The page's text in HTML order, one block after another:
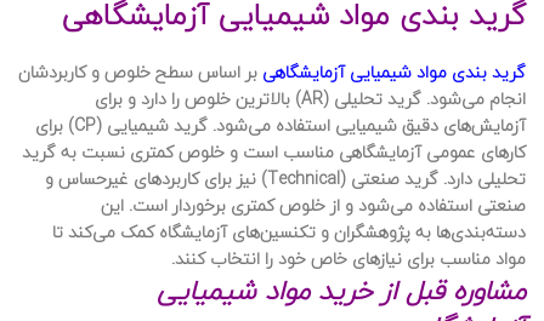
گرید بندی مواد شیمیایی آزمایشگاهی
گرید بندی مواد شیمیایی آزمایشگاهی بر اساس سطح خلوص و کاربردشان
انجام می‌شود. گرید تحلیلی (AR) بالاترین خلوص را دارد و برای
آزمایش‌های دقیق شیمیایی استفاده می‌شود. گرید شیمیایی (CP) برای
کارهای عمومی آزمایشگاهی مناسب است و خلوص کمتری نسبت به گرید
تحلیلی دارد. گرید صنعتی (Technical) نیز برای کاربردهای غیرحساس و
صنعتی استفاده می‌شود و از خلوص کمتری برخوردار است. این
دسته‌بندی‌ها به پژوهشگران و تکنسین‌های آزمایشگاه کمک می‌کند تا
مواد مناسب برای نیازهای خاص خود را انتخاب کنند.
مشاوره قبل از خرید مواد شیمیایی